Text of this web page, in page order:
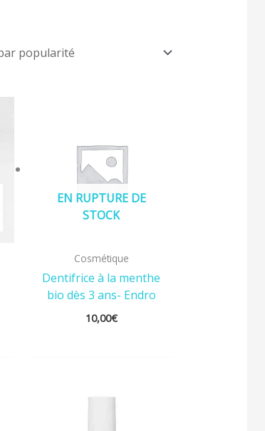
EN RUPTURE DE
STOCK
Cosmétique
Dentifrice à la menthe
bio dès 3 ans- Endro
10,00€